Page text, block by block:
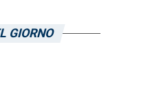
GIORNO